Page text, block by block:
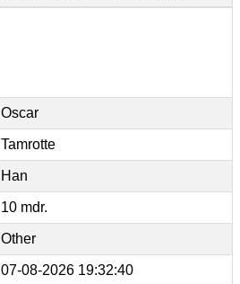
Oscar
Tamrotte
Han
10 mdr.
Other
07-08-2026 19:32:40